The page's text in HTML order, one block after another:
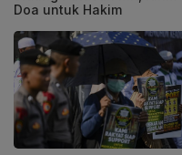
Doa untuk Hakim